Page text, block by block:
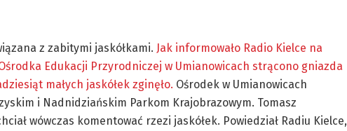
z zabitymi jaskółkami. Jak informowało Radio Kielce na
Edukacji Przyrodniczej w Umianowicach strącono gniazda
małych jaskółek zginęło. Ośrodek w Umianowicach
i Nadnidziańskim Parkom Krajobrazowym. Tomasz
wówczas komentować rzezi jaskółek. Powiedział Radiu Kielce,